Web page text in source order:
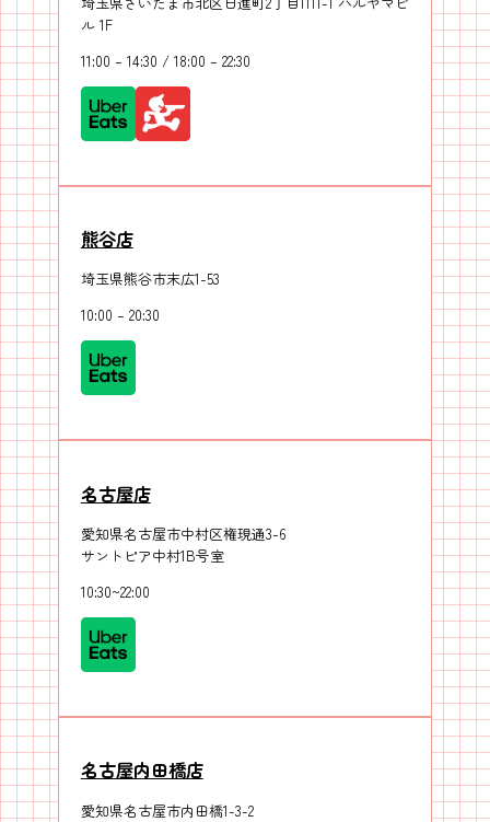
ル 1F
11:00 – 14:30 / 18:00 – 22:30
熊谷店
埼玉県熊谷市末広1-53
10:00 – 20:30
名古屋店
愛知県名古屋市中村区権現通3-6
サントピア中村1B号室
10:30~22:00
名古屋内田橋店
愛知県名古屋市内田橋1-3-2